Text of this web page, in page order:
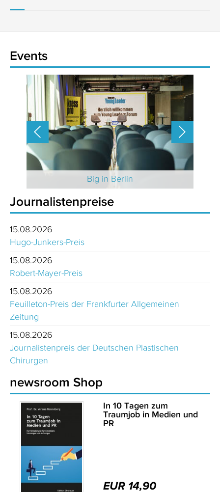
Events
Big in Berlin
Journalistenpreise
15.08.2026
Hugo-Junkers-Preis
15.08.2026
Robert-Mayer-Preis
15.08.2026
Feuilleton-Preis der Frankfurter Allgemeinen
Zeitung
15.08.2026
Journalistenpreis der Deutschen Plastischen
Chirurgen
newsroom Shop
In 10 Tagen zum
Traumjob in Medien und
PR
EUR 14,90